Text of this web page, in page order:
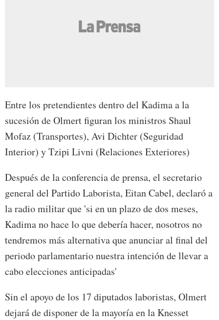
Entre los pretendientes dentro del Kadima a la
sucesión de Olmert figuran los ministros Shaul
Mofaz (Transportes), Avi Dichter (Seguridad
Interior) y Tzipi Livni (Relaciones Exteriores)
Después de la conferencia de prensa, el secretario
general del Partido Laborista, Eitan Cabel, declaró a
la radio militar que 'si en un plazo de dos meses,
Kadima no hace lo que debería hacer, nosotros no
tendremos más alternativa que anunciar al final del
periodo parlamentario nuestra intención de llevar a
cabo elecciones anticipadas'
Sin el apoyo de los 17 diputados laboristas, Olmert
dejará de disponer de la mayoría en la Knesset